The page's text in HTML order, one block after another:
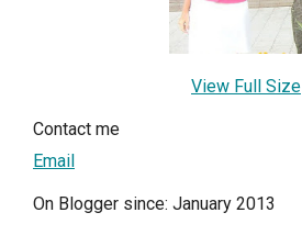
View Full Size
Contact me
Email
On Blogger since: January 2013